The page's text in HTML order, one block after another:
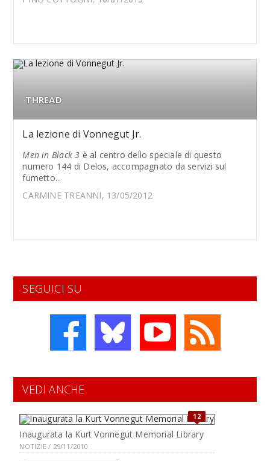
THREAD
La lezione di Vonnegut Jr.
Men in Black 3 è al centro dello speciale di questo
numero 144 di Delos, accompagnato da servizi sul
fumetto...
CARMINE TREANNI, 13/05/2012
SEGUICI SU
VEDI ANCHE
12
Inaugurata la Kurt Vonnegut Memorial Library
NOTIZIE / 29/11/2010